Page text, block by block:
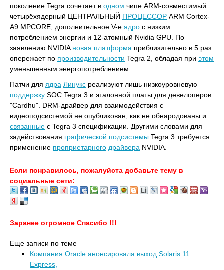
поколение Tegra сочетает в одном чипе ARM-совместимый
четырёхядерный ЦЕНТРАЛЬНЫЙ ПРОЦЕССОР ARM Cortex-
A9 MPCORE, дополнительное V-е ядро с низким
потреблением энергии и 12-атомный Nvidia GPU. По
заявлению NVIDIA новая платформа приблизительно в 5 раз
опережает по производительности Tegra 2, обладая при этом
уменьшенным энергопотреблением.
Патчи для ядра Линукс реализуют лишь низкоуровневую
поддержку SOC Tegra 3 и эталонной платы для девелоперов
"Cardhu". DRM-драйвер для взаимодействия с
видеоподсистемой не опубликован, как не обнародованы и
связанные с Tegra 3 спецификации. Другими словами для
задействования графической подсистемы Tegra 3 требуется
применение проприетарного драйвера NVIDIA.
Если понравилось, пожалуйста добавьте тему в
социальные сети:
Заранее огромное Спасибо !!!
Еще записи по теме
Компания Oracle анонсировала выход Solaris 11
Express,